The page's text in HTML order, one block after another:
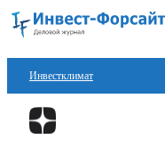
Инвестклимат
Финансы